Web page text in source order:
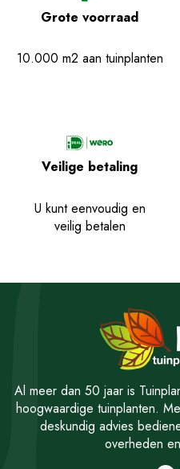
Grote voorraad
10.000 m2 aan tuinplanten
Veilige betaling
U kunt eenvoudig en
veilig betalen
Al meer dan 50 jaar is
hoogwaardige tuinplanten.
deskundig advies
overheden